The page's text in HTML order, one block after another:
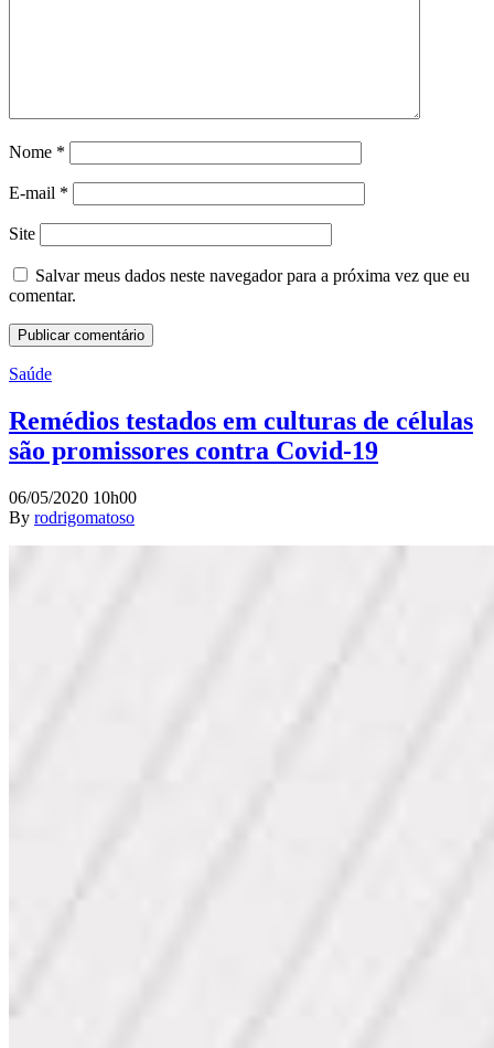
Nome *
E-mail *
Site
Salvar meus dados neste navegador para a próxima vez que eu
comentar.
Saúde
Remédios testados em culturas de células
são promissores contra Covid-19
06/05/2020 10h00
By rodrigomatoso